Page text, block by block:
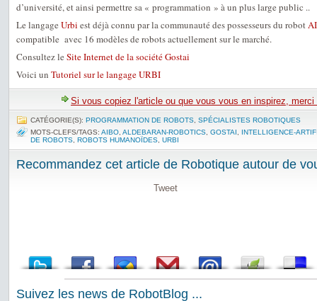
d’université, et ainsi permettre sa « programmation » à un plus large public ..
Le langage Urbi est déjà connu par la communauté des possesseurs du robot
compatible avec 16 modèles de robots actuellement sur le marché.
Consultez le Site Internet de la société Gostai
Voici un Tutoriel sur le langage URBI
Si vous copiez l'article ou que vous vous en inspirez,
CATÉGORIE(S): PROGRAMMATION DE ROBOTS SPÉCIALISTES ROBOTIQUES
MOTS-CLEFS/TAGS: AIBO ALDEBARAN-ROBOTICS GOSTAI
INTELLIGENCE-
DE ROBOTS ROBOTS HUMANOÏDES URBI
Recommandez cet article de Robotique autour de
Tweet
Suivez les news de RobotBlog ...